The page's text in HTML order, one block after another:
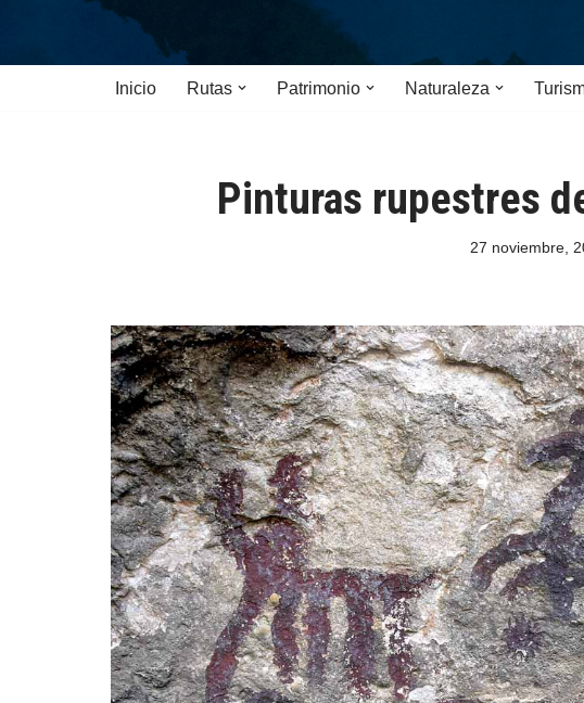
Inicio Rutas Patrimonio Naturaleza
Pinturas rupestres
27 noviembre,